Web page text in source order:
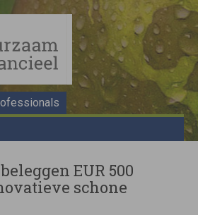
EUR 500
schone